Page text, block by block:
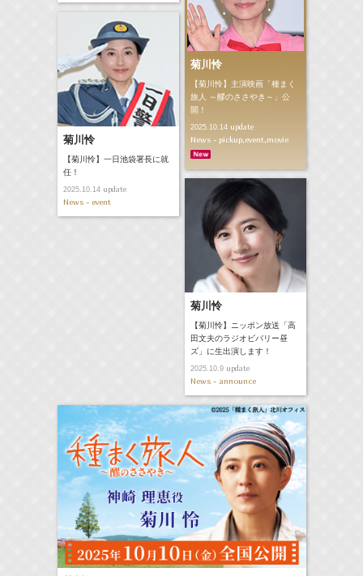
菊川怜
【菊川怜】主演映画「種まく
旅人 ～醪のささやき～」公
開！
2025.10.14update
News - pickup,event,movie
菊川怜
【菊川怜】一日池袋署長に就
任！
2025.10.14update
News - event
菊川怜
【菊川怜】ニッポン放送「高
田文夫のラジオビバリー昼
ズ」に生出演します！
2025.10.9update
News - announce